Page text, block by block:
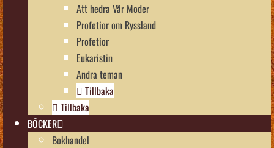
Att hedra Vår Moder
Profetior om Ryssland
Profetior
Eukaristin
Andra teman
Tillbaka
Tillbaka
BÖCKER
Bokhandel